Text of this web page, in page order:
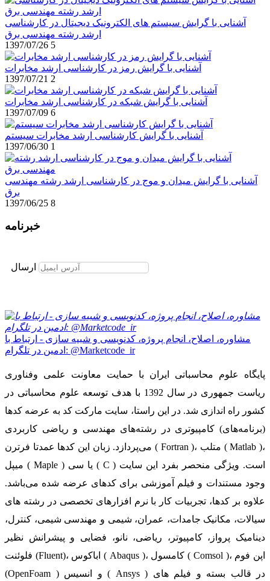
آشنایی با گرایش سیستم های الکترونیک دیجیتال در کارشناسی
ارشد رشته مهندسی برق
1397/07/26 5
آشنایی با گرایش رمز در کارشناسی ارشد مخابرات
1397/07/21 2
آشنایی با گرایش شبکه در کارشناسی ارشد مخابرات
1397/07/09 6
آشنایی با گرایش کارشناسی ارشد مخابرات سیستم
1397/06/30 1
آشنایی با گرایش میدان و موج در کارشناسی ارشد رشته مهندسی
برق
1397/06/25 8
خبرنامه
ارسال
مشاوره، اصلاح، انجام پروژه، کدنویسی و شبیه سازی - ارتباط با
ادمین در تلگرام: @Marketcode_ir
پایگاه علوم محاسباتی ایران با حمایت معاونت علمی وفناوری
ریاست جمهوری در سال 1392 با هدف توسعه علوم محاسباتی در
کشور راه اندازی شد. در این راستا، سایت مارکت کد به عرضه کدها
(برنامه‌های) کامپیوتری در رشته‌های مهندسی و ریاضی کاربردی
می‌پردازد. زبان این کدها عمدتا فرترن ( Fortran )، متلب ( Matlab )،
میپل ( Maple ) یا سی ( C ) است. ویژگی منحصر بفرد این سایت
وجود مستندات و فیلم آموزشی برای کدهای عرضه شده می‌باشد.
علاوه بر کدها، تجربیات کار با نرم افزارهای تخصصی در رشته های
سیالات، مکانیک جامدات، عمران، شیمی و مهندسی شیمی، کنترل،
دینامیک پرواز، کامپیوتر، ریاضی، نانو، فضایی و پیشرانش نظیر
فلوئنت (Fluent)، اباکوس ( Abaqus )، کامسول ( Comsol )، اپن فوم
(OpenFoam ) و انسیس ( Ansys ) در قالب بسته‌ و فیلم های